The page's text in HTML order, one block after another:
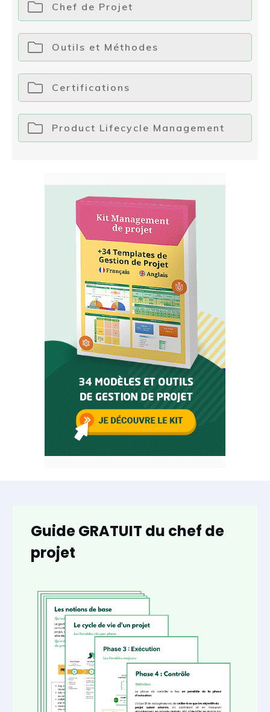
Chef de Projet
Outils et Méthodes
Certifications
Product Lifecycle Management
Guide GRATUIT du chef de
projet